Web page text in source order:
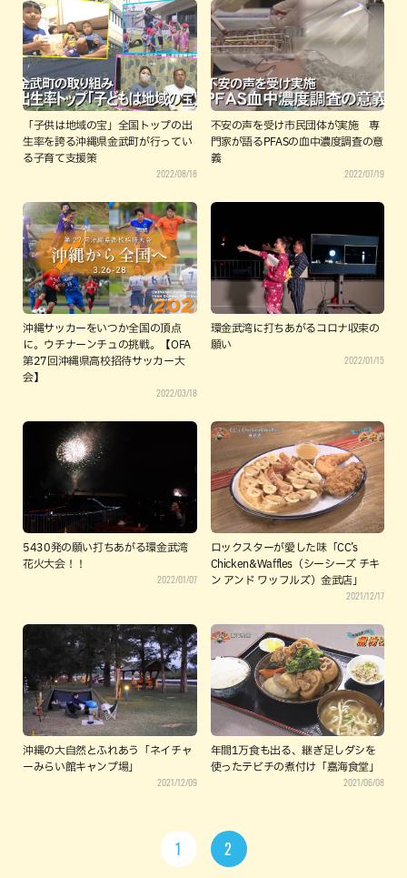
「子供は地域の宝」全国トップの出
生率を誇る沖縄県金武町が行ってい
る子育て支援策
2022/08/18
不安の声を受け市民団体が実施 専
門家が語るPFASの血中濃度調査の意
義
2022/07/19
沖縄サッカーをいつか全国の頂点
に。ウチナーンチュの挑戦。【OFA
第27回沖縄県高校招待サッカー大
会】
2022/03/18
環金武湾に打ちあがるコロナ収束の
願い
2022/01/15
5430発の願い打ちあがる環金武湾
花火大会！！
2022/01/07
ロックスターが愛した味「CC’s
Chicken&Waffles（シーシーズ チキ
ン アンド ワッフルズ）金武店」
2021/12/17
沖縄の大自然とふれあう「ネイチャ
ーみらい館キャンプ場」
2021/12/09
年間1万食も出る、継ぎ足しダシを
使ったテビチの煮付け「嘉海食堂」
2021/06/08
1 2